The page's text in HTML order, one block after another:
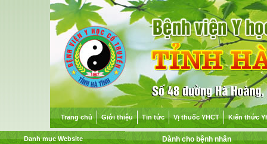
Trang chủ Giới thiệu Tin tức Vị thuốc YHCT Kiến thức
Danh mục Website Dành cho bệnh nhân